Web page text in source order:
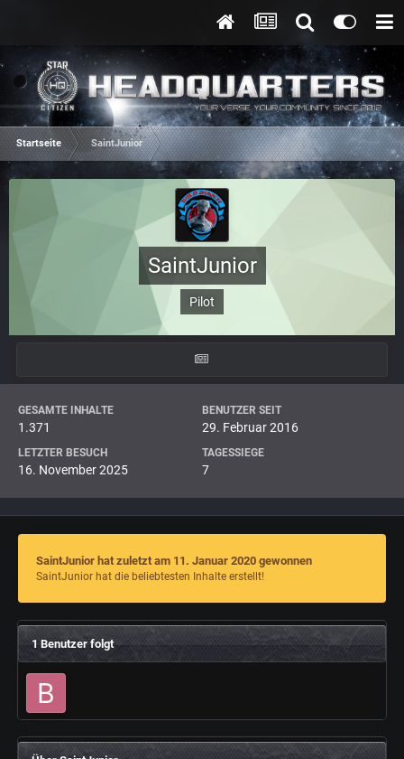
Startseite SaintJunior
SaintJunior
Pilot
GESAMTE INHALTE
1.371
BENUTZER SEIT
29. Februar 2016
LETZTER BESUCH
16. November 2025
TAGESSIEGE
7
SaintJunior hat zuletzt am 11. Januar 2020 gewonnen
SaintJunior hat die beliebtesten Inhalte erstellt!
1 Benutzer folgt